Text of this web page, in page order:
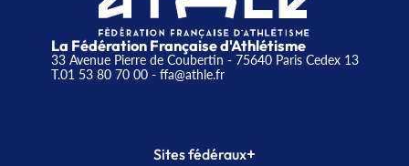
La Fédération Française d'Athlétisme
33 Avenue Pierre de Coubertin - 75640 Paris Cedex 13
T.01 53 80 70 00- ffa@athle.fr
Sites fédéraux+